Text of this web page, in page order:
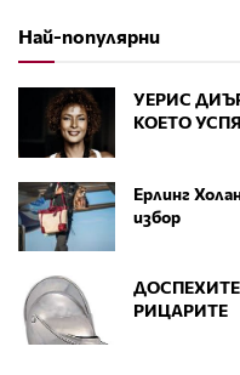
Най-популярни
УЕРИС
КОЕТО
Ерлинг
избор
РИЦАРИТЕ